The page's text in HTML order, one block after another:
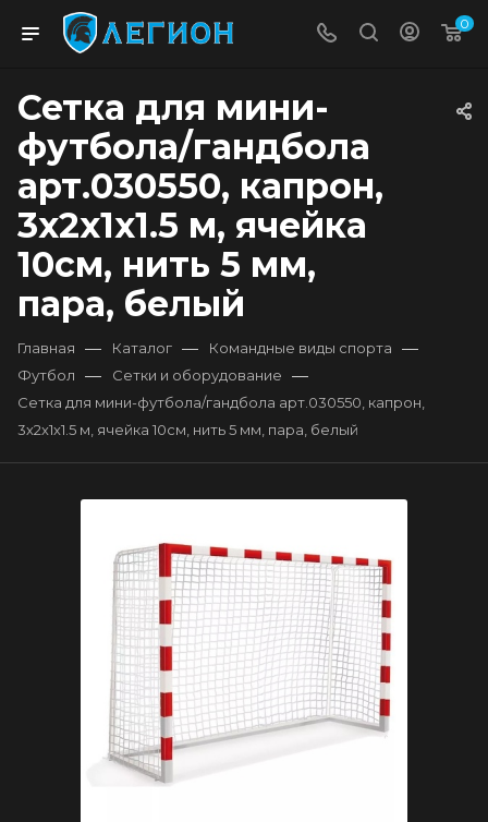
0
Сетка для мини-
футбола/гандбола
арт.030550, капрон,
3х2х1х1.5 м, ячейка
10см, нить 5 мм,
пара, белый
Главная — Каталог — Командные виды спорта —
Футбол — Сетки и оборудование —
Сетка для мини-футбола/гандбола арт.030550, капрон,
3х2х1х1.5 м, ячейка 10см, нить 5 мм, пара, белый